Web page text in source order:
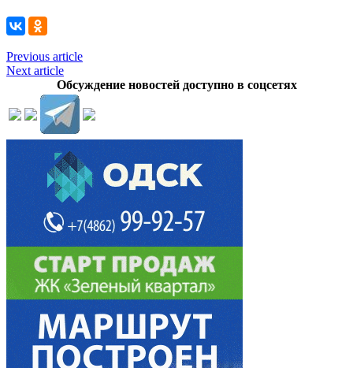
Previous article
Next article
Обсуждение новостей доступно в соцсетях